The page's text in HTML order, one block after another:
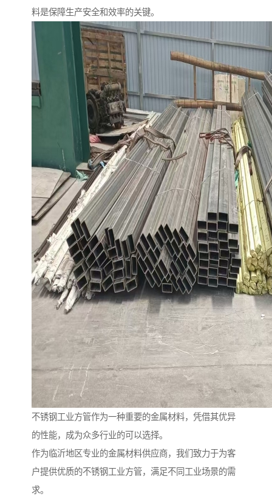
料是保障生产安全和效率的关键。
不锈钢工业方管作为一种重要的金属材料，凭借其优异
的性能，成为众多行业的可以选择。
作为临沂地区专业的金属材料供应商，我们致力于为客
户提供优质的不锈钢工业方管，满足不同工业场景的需
求。